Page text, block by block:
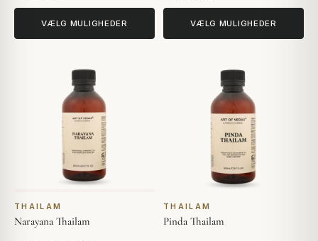
VÆLG MULIGHEDER VÆLG MULIGHEDER
THAILAM
Narayana Thailam
THAILAM
Pinda Thailam